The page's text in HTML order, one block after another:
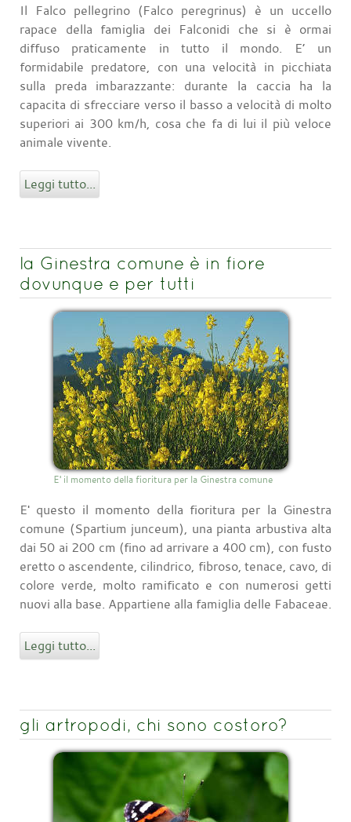
Il Falco pellegrino (Falco peregrinus) è un uccello
rapace della famiglia dei Falconidi che si è ormai
diffuso praticamente in tutto il mondo. E’ un
formidabile predatore, con una velocità in picchiata
sulla preda imbarazzante: durante la caccia ha la
capacita di sfrecciare verso il basso a velocità di molto
superiori ai 300 km/h, cosa che fa di lui il più veloce
animale vivente.
Leggi tutto...
la Ginestra comune è in fiore
dovunque e per tutti
E' il momento della fioritura per la Ginestra comune
E' questo il momento della fioritura per la Ginestra
comune (Spartium junceum), una pianta arbustiva alta
dai 50 ai 200 cm (fino ad arrivare a 400 cm), con fusto
eretto o ascendente, cilindrico, fibroso, tenace, cavo, di
colore verde, molto ramificato e con numerosi getti
nuovi alla base. Appartiene alla famiglia delle Fabaceae.
Leggi tutto...
gli artropodi, chi sono costoro?